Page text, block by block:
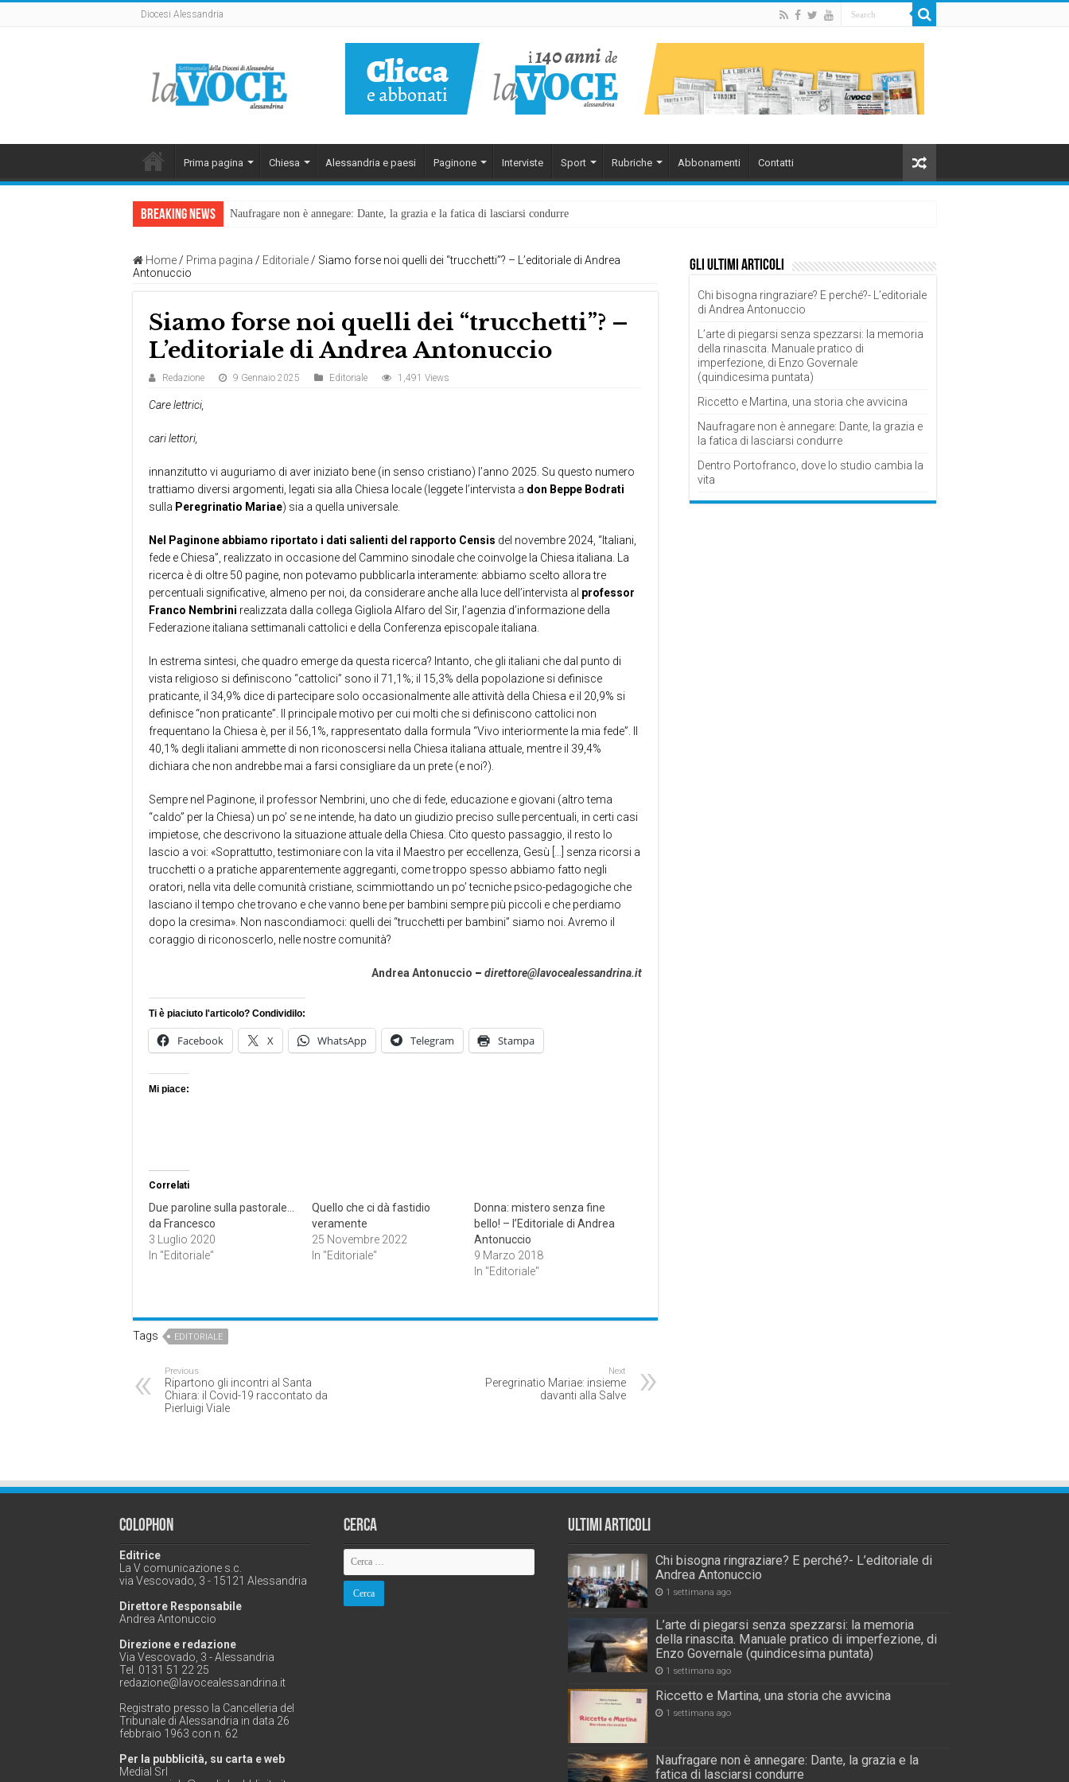
Diocesi Alessandria
Prima pagina Chiesa Alessandria e paesi Paginone Interviste Sport Rubriche Abbonamenti Contatti
Breaking News Naufragare non è annegare: Dante, la grazia e la fatica di lasciarsi condurre
Home / Prima pagina / Editoriale / Siamo forse noi quelli dei “trucchetti”? – L’editoriale di Andrea
Antonuccio
Siamo forse noi quelli dei “trucchetti”? –
L’editoriale di Andrea Antonuccio
Redazione 9 Gennaio 2025 Editoriale 1,491 Views
Care lettrici,
cari lettori,
innanzitutto vi auguriamo di aver iniziato bene (in senso cristiano) l’anno 2025. Su questo numero
trattiamo diversi argomenti, legati sia alla Chiesa locale (leggete l’intervista a don Beppe Bodrati
sulla Peregrinatio Mariae) sia a quella universale.
Nel Paginone abbiamo riportato i dati salienti del rapporto Censis del novembre 2024, “Italiani,
fede e Chiesa”, realizzato in occasione del Cammino sinodale che coinvolge la Chiesa italiana. La
ricerca è di oltre 50 pagine, non potevamo pubblicarla interamente: abbiamo scelto allora tre
percentuali significative, almeno per noi, da considerare anche alla luce dell’intervista al professor
Franco Nembrini realizzata dalla collega Gigliola Alfaro del Sir, l’agenzia d’informazione della
Federazione italiana settimanali cattolici e della Conferenza episcopale italiana.
In estrema sintesi, che quadro emerge da questa ricerca? Intanto, che gli italiani che dal punto di
vista religioso si definiscono “cattolici” sono il 71,1%; il 15,3% della popolazione si definisce
praticante, il 34,9% dice di partecipare solo occasionalmente alle attività della Chiesa e il 20,9% si
definisce “non praticante”. Il principale motivo per cui molti che si definiscono cattolici non
frequentano la Chiesa è, per il 56,1%, rappresentato dalla formula “Vivo interiormente la mia fede”. Il
40,1% degli italiani ammette di non riconoscersi nella Chiesa italiana attuale, mentre il 39,4%
dichiara che non andrebbe mai a farsi consigliare da un prete (e noi?).
Sempre nel Paginone, il professor Nembrini, uno che di fede, educazione e giovani (altro tema
“caldo” per la Chiesa) un po’ se ne intende, ha dato un giudizio preciso sulle percentuali, in certi casi
impietose, che descrivono la situazione attuale della Chiesa. Cito questo passaggio, il resto lo
lascio a voi: «Soprattutto, testimoniare con la vita il Maestro per eccellenza, Gesù […] senza ricorsi a
trucchetti o a pratiche apparentemente aggreganti, come troppo spesso abbiamo fatto negli
oratori, nella vita delle comunità cristiane, scimmiottando un po’ tecniche psico-pedagogiche che
lasciano il tempo che trovano e che vanno bene per bambini sempre più piccoli e che perdiamo
dopo la cresima». Non nascondiamoci: quelli dei “trucchetti per bambini” siamo noi. Avremo il
coraggio di riconoscerlo, nelle nostre comunità?
Andrea Antonuccio – direttore@lavocealessandrina.it
Ti è piaciuto l'articolo? Condividilo:
Facebook X WhatsApp Telegram Stampa
Mi piace:
Correlati
Due paroline sulla pastorale…
da Francesco
3 Luglio 2020
In "Editoriale"
Quello che ci dà fastidio
veramente
25 Novembre 2022
In "Editoriale"
Donna: mistero senza fine
bello! – l’Editoriale di Andrea
Antonuccio
9 Marzo 2018
In "Editoriale"
Tags EDITORIALE
Previous
Ripartono gli incontri al Santa
Chiara: il Covid-19 raccontato da
Pierluigi Viale
Next
Peregrinatio Mariae: insieme
davanti alla Salve
Gli ultimi articoli
Chi bisogna ringraziare? E perché?- L’editoriale
di Andrea Antonuccio
L’arte di piegarsi senza spezzarsi: la memoria
della rinascita. Manuale pratico di
imperfezione, di Enzo Governale
(quindicesima puntata)
Riccetto e Martina, una storia che avvicina
Naufragare non è annegare: Dante, la grazia e
la fatica di lasciarsi condurre
Dentro Portofranco, dove lo studio cambia la
vita
Colophon
Editrice
La V comunicazione s.c.
via Vescovado, 3 - 15121 Alessandria
Direttore Responsabile
Andrea Antonuccio
Direzione e redazione
Via Vescovado, 3 - Alessandria
Tel. 0131 51 22 25
redazione@lavocealessandrina.it
Registrato presso la Cancelleria del
Tribunale di Alessandria in data 26
febbraio 1963 con n. 62
Per la pubblicità, su carta e web
Medial Srl
Cerca Ultimi Articoli
Chi bisogna ringraziare? E perché?- L’editoriale di
Andrea Antonuccio
1 settimana ago
L’arte di piegarsi senza spezzarsi: la memoria
della rinascita. Manuale pratico di imperfezione, di
Enzo Governale (quindicesima puntata)
1 settimana ago
Riccetto e Martina, una storia che avvicina
1 settimana ago
Naufragare non è annegare: Dante, la grazia e la
fatica di lasciarsi condurre